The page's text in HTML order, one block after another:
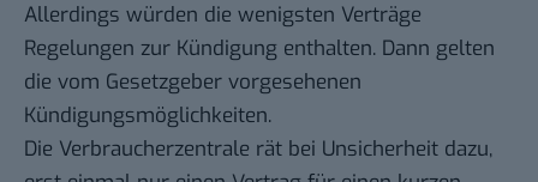
Allerdings würden die wenigsten Verträge
Regelungen zur Kündigung enthalten. Dann gelten
die vom Gesetzgeber vorgesehenen
Kündigungsmöglichkeiten.
Die Verbraucherzentrale rät bei Unsicherheit dazu,